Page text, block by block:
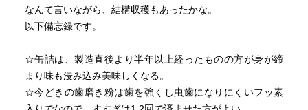
なんて言いながら、結構収穫もあったかな。
以下備忘録です。
☆缶詰は、製造直後より半年以上経ったものの方が身が締
まり味も浸み込み美味しくなる。
☆今どきの歯磨き粉は歯を強くし虫歯になりにくいフッ素